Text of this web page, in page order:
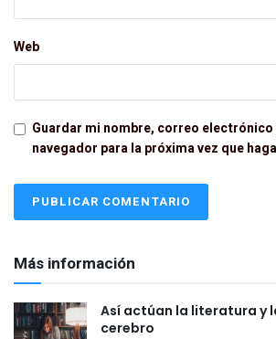
Web
Guardar mi nombre, correo electrónico
navegador para la próxima vez que
Más información
Así actúan la literatura y
cerebro